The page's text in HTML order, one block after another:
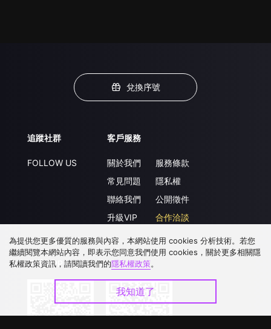
兌換序號
追蹤社群
FOLLOW US
客戶服務
關於我們
常見問題
聯絡我們
升級VIP
服務條款
隱私權
公開徵件
合作洽談
下載 APP
為提供您更多優質的服務與內容，本網站使用 cookies 分析技術。若您
繼續閱覽本網站內容，即表示您同意我們使用 cookies，關於更多相關隱
私權政策資訊，請閱讀我們的隱私權政策。
我知道了